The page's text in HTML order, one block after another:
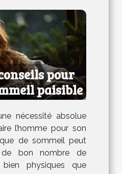
pour
paisible
nécessité absolue
l’homme pour son
de sommeil peut
bon nombre de
physiques que